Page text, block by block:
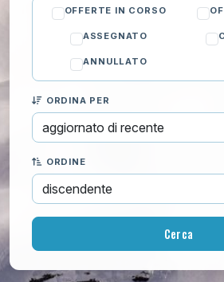
Taglio siepe
Lezioni private
Pulizie
Trasloco
OFFERTE IN CORSO
ASSEGNATO
ANNULLATO
ORDINA PER
ORDINE